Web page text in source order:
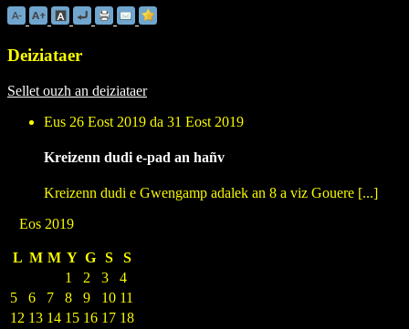
Deiziataer
Sellet ouzh an deiziataer
Eus 26 Eost 2019 da 31 Eost 2019
Kreizenn dudi e-pad an hañv
Kreizenn dudi e Gwengamp adalek an 8 a viz Gouere [...]
Eos 2019
L M M Y G S
S
1
2 3
4
5
6 7 8 9 10 11
12 13 14 15 16 17 18